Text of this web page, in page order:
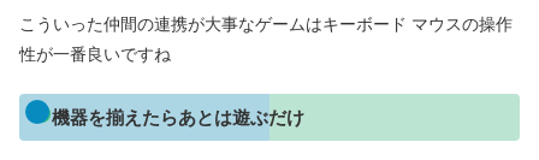
こういった仲間の連携が大事なゲームはキーボード マウスの操作
性が一番良いですね
機器を揃えたらあとは遊ぶだけ